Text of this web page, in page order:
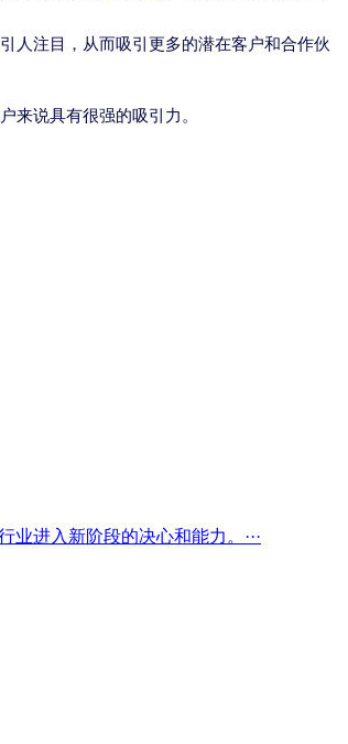
人注目，从而吸引更多的潜在客户和合作伙
说具有很强的吸引力。
进入新阶段的决心和能力。···